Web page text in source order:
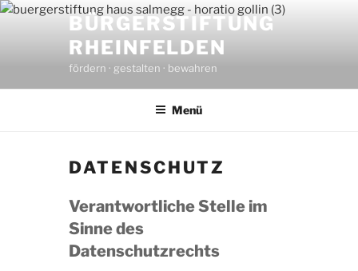
Zum
BÜRGERSTIFTUNG
RHEINFELDEN
fördern · gestalten · bewahren
Menü
DATENSCHUTZ
Verantwortliche Stelle im
Sinne des
Datenschutzrechts